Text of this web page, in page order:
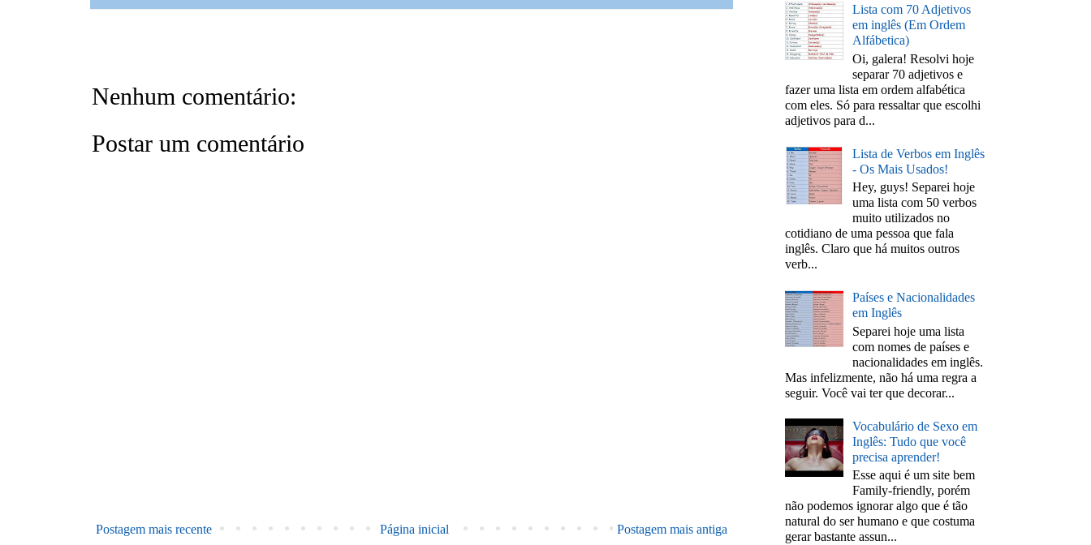
Nenhum comentário:
Postar um comentário
Postagem mais recente Postagem mais antiga
Página inicial
Lista com 70 Adjetivos
em inglês (Em Ordem
Alfábetica)
Oi, galera! Resolvi hoje
separar 70 adjetivos e
fazer uma lista em ordem alfabética
com eles. Só para ressaltar que escolhi
adjetivos para d...
Lista de Verbos em Inglês
- Os Mais Usados!
Hey, guys! Separei hoje
uma lista com 50 verbos
muito utilizados no
cotidiano de uma pessoa que fala
inglês. Claro que há muitos outros
verb...
Países e Nacionalidades
em Inglês
Separei hoje uma lista
com nomes de países e
nacionalidades em inglês.
Mas infelizmente, não há uma regra a
seguir. Você vai ter que decorar...
Vocabulário de Sexo em
Inglês: Tudo que você
precisa aprender!
Esse aqui é um site bem
Family-friendly, porém
não podemos ignorar algo que é tão
natural do ser humano e que costuma
gerar bastante assun...